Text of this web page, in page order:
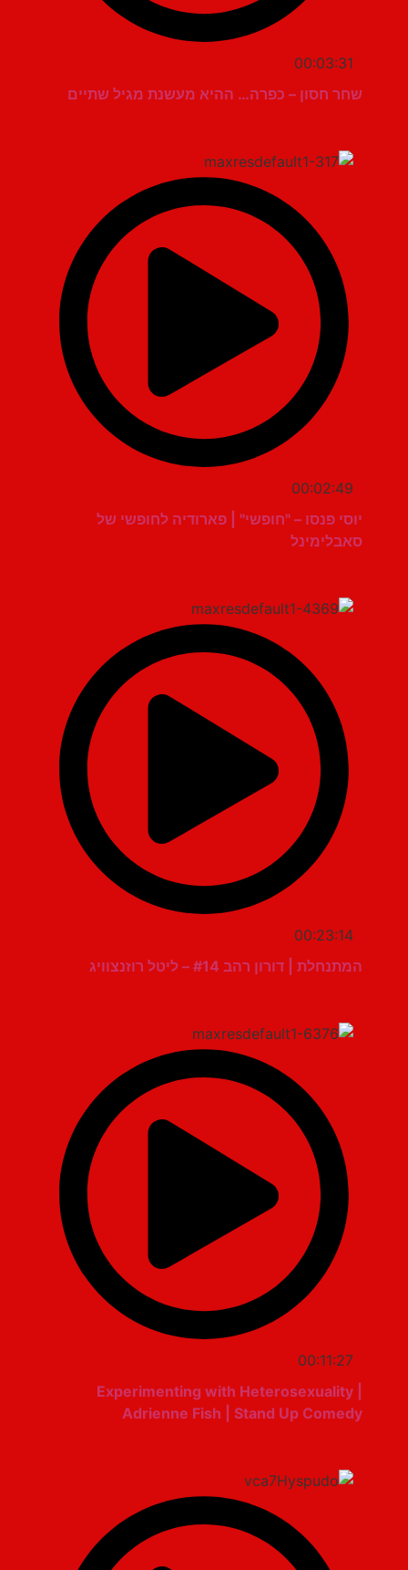
00:03:31
שחר חסון – כפרה… ההיא מעשנת מגיל שתיים
00:02:49
יוסי פנסו – "חופשי" | פארודיה לחופשי של
סאבלימינל
00:23:14
המתנחלת | דורון רהב #14 – ליטל רוזנצוויג
00:11:27
Experimenting with Heterosexuality |
Adrienne Fish | Stand Up Comedy